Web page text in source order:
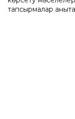
тапсырмалар